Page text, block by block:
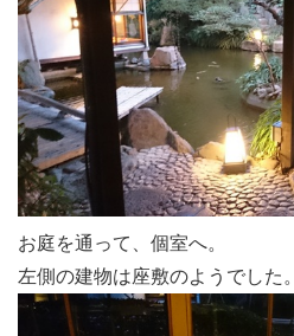
お庭を通って、個室へ。
左側の建物は座敷のようでした。